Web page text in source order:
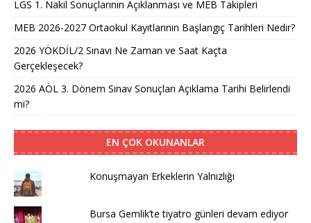
LGS 1. Nakil Sonuçlarının Açıklanması ve MEB Takipleri
MEB 2026-2027 Ortaokul Kayıtlarının Başlangıç Tarihleri Nedir?
2026 YÖKDİL/2 Sınavı Ne Zaman ve Saat Kaçta
Gerçekleşecek?
2026 AÖL 3. Dönem Sınav Sonuçları Açıklama Tarihi Belirlendi
mi?
EN ÇOK OKUNANLAR
Konuşmayan Erkeklerin Yalnızlığı
Bursa Gemlik’te tiyatro günleri devam ediyor